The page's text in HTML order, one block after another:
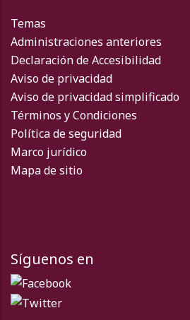
Temas
Administraciones anteriores
Declaración de Accesibilidad
Aviso de privacidad
Aviso de privacidad simplificado
Términos y Condiciones
Política de seguridad
Marco jurídico
Mapa de sitio
Síguenos en